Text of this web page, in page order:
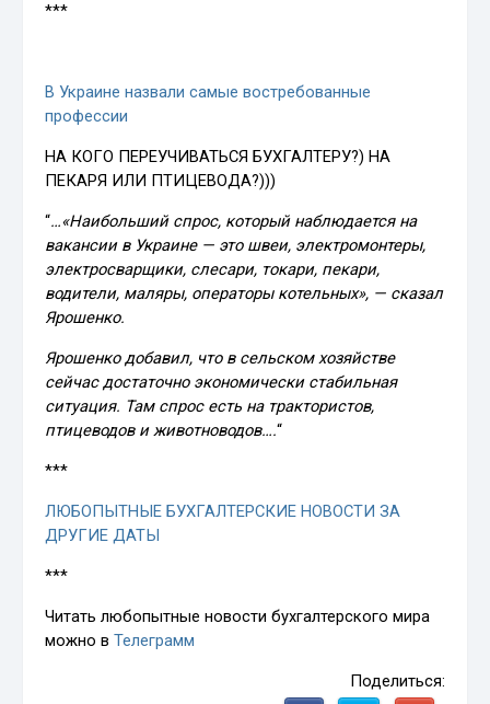
***
В Украине назвали самые востребованные
профессии
НА КОГО ПЕРЕУЧИВАТЬСЯ БУХГАЛТЕРУ?) НА
ПЕКАРЯ ИЛИ ПТИЦЕВОДА?)))
“…«Наибольший спрос, который наблюдается на
вакансии в Украине — это швеи, электромонтеры,
электросварщики, слесари, токари, пекари,
водители, маляры, операторы котельных», — сказал
Ярошенко.
Ярошенко добавил, что в сельском хозяйстве
сейчас достаточно экономически стабильная
ситуация. Там спрос есть на трактористов,
птицеводов и животноводов….“
***
ЛЮБОПЫТНЫЕ БУХГАЛТЕРСКИЕ НОВОСТИ ЗА
ДРУГИЕ ДАТЫ
***
Читать любопытные новости бухгалтерского мира
можно вТелеграмм
Поделиться: